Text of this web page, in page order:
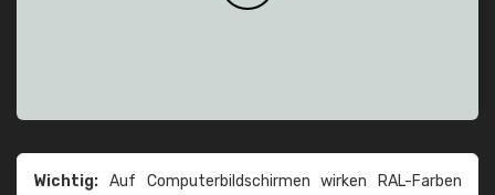
Wichtig: Auf Computerbildschirmen wirken RAL-Farben